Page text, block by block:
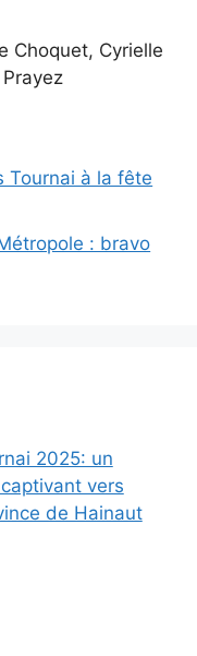
Choquet, Cyrielle
Tournai à la fête
: bravo
2025: un
vers
de Hainaut